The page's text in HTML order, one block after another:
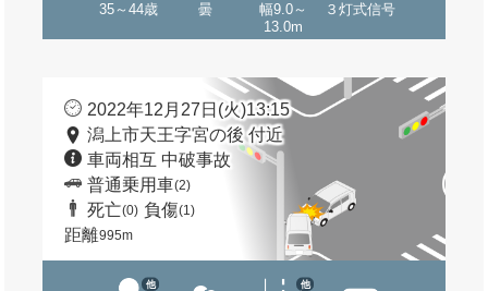
35～44歳 曇
幅9.0～
13.0m
３灯式信号
2022年12月27日(火)13:15
潟上市天王字宮の後 付近
車両相互 中破事故
普通乗用車(2)
死亡(0) 負傷(1)
距離995m
他 他